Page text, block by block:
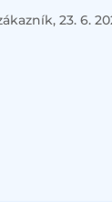
23. 6.